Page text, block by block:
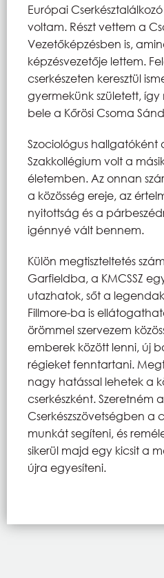
Európai
voltam. Részt vettem a
Vezetőképzésben is,
képzésvezetője lettem.
cserkészeten keresztül
gyermekünk született,
bele a Kőrösi Csoma
Szociológus hallgatóként
Szakkollégium volt a
életemben. Az onnan
a közösség ereje, az
nyitottság és a
igénnyé vált bennem.
Külön megtiszteltetés
Garfieldba, a KMCSSZ
utazhatok, sőt a
Fillmore-ba is
örömmel szervezem
emberek között lenni, új
régieket fenntartani.
nagy hatással lehetek a
cserkészként. Szeretném
Cserkészszövetségben a
munkát segíteni, és
sikerül majd egy kicsit a
újra egyesíteni.